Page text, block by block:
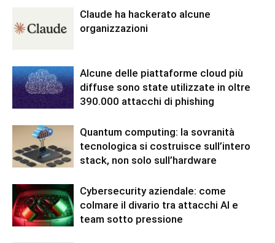
Claude ha hackerato alcune
organizzazioni
Alcune delle piattaforme cloud più
diffuse sono state utilizzate in oltre
390.000 attacchi di phishing
Quantum computing: la sovranità
tecnologica si costruisce sull’intero
stack, non solo sull’hardware
Cybersecurity aziendale: come
colmare il divario tra attacchi AI e
team sotto pressione